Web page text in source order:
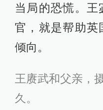
当局的恐慌。王
官，就是帮助英
倾向。
王赓武和父亲，
久。